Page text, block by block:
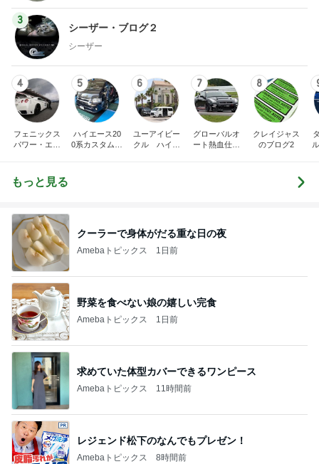
3
シーザー・ブログ２
シーザー
4
フェニックス
パワー・エチ
5
ハイエース20
0系カスタム車
6
ユーアイビー
クル ハイエ
7
グローバルオ
ート熱血仕入
8
クレイジャス
のブログ2
もっと見る
クーラーで身体がだる重な日の夜
Amebaトピックス 1日前
野菜を食べない娘の嬉しい完食
Amebaトピックス 1日前
求めていた体型カバーできるワンピース
Amebaトピックス 11時間前
レジェンド松下のなんでもプレゼン！
Amebaトピックス 8時間前